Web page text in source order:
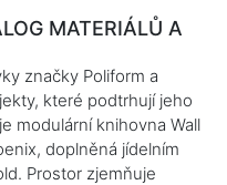
MATERIÁLŮ A
značky Poliform a
které podtrhují jeho
modulární knihovna Wall
doplněná jídelním
Prostor zjemňuje